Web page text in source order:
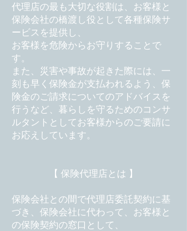
代理店の最も大切な役割は、お客様と
保険会社の橋渡し役として各種保険サ
ービスを提供し、
お客様を危険からお守りすることで
す。
また、災害や事故が起きた際には、一
刻も早く保険金が支払われるよう、保
険金のご請求についてのアドバイスを
行うなど、暮らしを守るためのコンサ
ルタントとしてお客様からのご要請に
お応えしています。
【 保険代理店とは 】
保険会社との間で代理店委託契約に基
づき、保険会社に代わって、お客様と
の保険契約の窓口として、